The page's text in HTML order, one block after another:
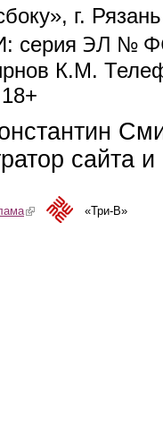
г.
серия ЭЛ №
К.М.
e-mail)
сайта
(link is external)«Три-В»